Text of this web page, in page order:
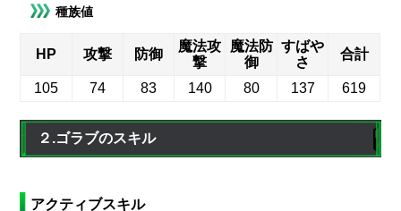
種族値
HP 攻撃 防御
魔法攻
撃
魔法防
御
すばや
さ
合計
105 74 83 140 80 137 619
２.ゴラブのスキル
アクティブスキル